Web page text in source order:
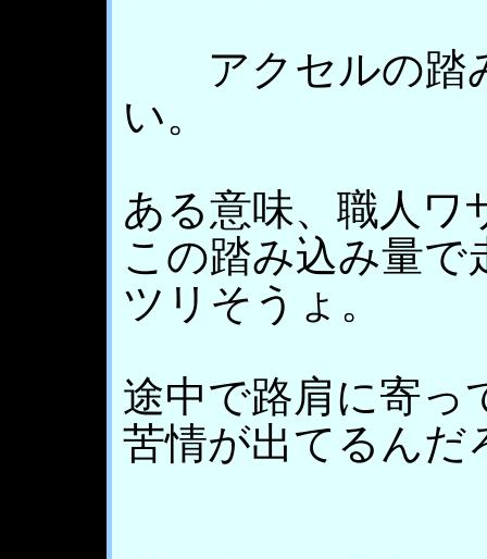
アクセルの踏
い。
ある意味、職人ワ
この踏み込み量で
ツリそうょ。
途中で路肩に寄っ
苦情が出てるん